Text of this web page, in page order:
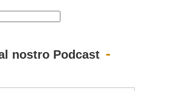
nostro Podcast